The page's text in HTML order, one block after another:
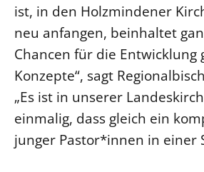
ist, in den Holzmindener
neu anfangen, beinhaltet
Chancen für die Entwicklung
Konzepte“, sagt
„Es ist in unserer
einmalig, dass gleich ein
junger Pastor*innen in einer
27. Landessynode
Kontakt
Hintergrund
MITARBEIT
Ehrenamt
Beruf